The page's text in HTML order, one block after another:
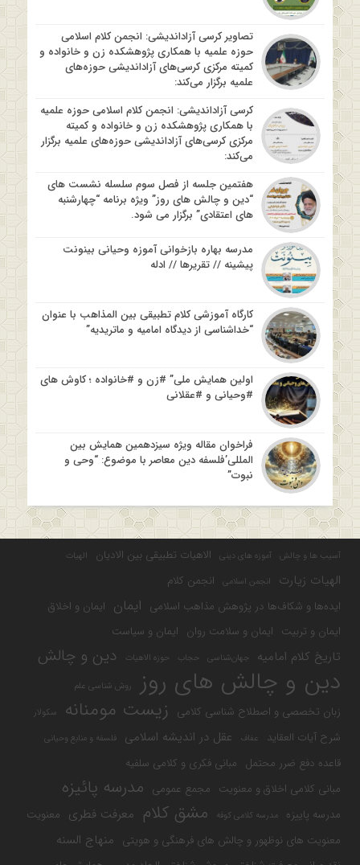
تصاویر کرسی آزاداندیشی: انجمن کلام اسلامی
حوزه علمیه با همکاری پژوهشکده زن و خانواده و
کمیته مرکزی کرسی‌های آزاداندیشی حوزه‌های
علمیه برگزار می‌کند:
کرسی آزاداندیشی: انجمن کلام اسلامی حوزه علمیه
با همکاری پژوهشکده زن و خانواده و کمیته
مرکزی کرسی‌های آزاداندیشی حوزه‌های علمیه برگزار
می‌کند:
هفتمین جلسه از فصل سوم سلسله نشست های
“دین و چالش های روز” ویژه برنامه “چهارشنبه
های اعتقادی” برگزار می شود.
مدرسه بهاره بازخوانی آموزه وحیانی بینونت
پیشینه // تقریرها // ادله
کارگاه آموزشی کلام تطبیقی بین المذاهب با عنوان
“خداشناسی از دیدگاه امامیه و ماتریدیه”
اولین همایش ملی” #زن و #خانواده ؛ کاوش های
#وحیانی و #عقلانی
فراخوان مقاله ویژه سیزدهمین همایش بین
المللی’فلسفه دین معاصر با موضوع: “وحی و
نبوت”
آسیب ها و چالش آموزه های دینی الاهیات تطبیقی بین الادیان الهیات
الهیات زیارت انجمن اسلامی
انجمن کلام
ایده‌ها و شکاف‌ها در پژوهش مذاهب اسلامی ایمان ایمان و اخلاق
ایمان و تربیت ایمان و سلامت روان ایمان و سیاست
تاریخ کلام امامیه جهان‌شناسی حجاب حوزه الاهیات دین و چالش
دین و چالش های روز روش شناسی علم
زبان تخصصی و اصطلاح شناسی کلامی زیست مومنانه سکولار
شرح آیات العقاید عفاف عقل در اندیشه اسلامی فلسفه و منابع وحیانی
قاعده دفع ضرر محتمل مبانی فکری و کلامی سلفیه
مبانی کلامی اخلاق و معنویت مجمع عمومی مدرسه پائیزه
مدرسه پاییزه مدرسه کلامی کوفه مشق کلام معرفت فطری معنویت
معنویت های نوظهور و چالش های فرهنگی و هویتی منهاج السنه